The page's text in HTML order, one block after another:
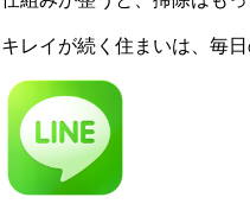
キレイが続く住まいは、毎